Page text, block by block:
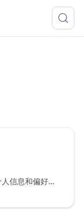
个人资料设置允许您管理QuickCreator中的个人信息和偏好。